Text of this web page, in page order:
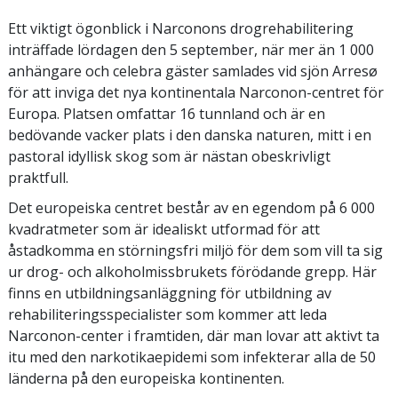
Ett viktigt ögonblick i Narconons drogrehabilitering
inträffade lördagen den 5 september, när mer än 1 000
anhängare och celebra gäster samlades vid sjön Arresø
för att inviga det nya kontinentala Narconon-centret för
Europa. Platsen omfattar 16 tunnland och är en
bedövande vacker plats i den danska naturen, mitt i en
pastoral idyllisk skog som är nästan obeskrivligt
praktfull.
Det europeiska centret består av en egendom på 6 000
kvadratmeter som är idealiskt utformad för att
åstadkomma en störningsfri miljö för dem som vill ta sig
ur drog- och alkoholmissbrukets förödande grepp. Här
finns en utbildningsanläggning för utbildning av
rehabiliteringsspecialister som kommer att leda
Narconon-center i framtiden, där man lovar att aktivt ta
itu med den narkotikaepidemi som infekterar alla de 50
länderna på den europeiska kontinenten.